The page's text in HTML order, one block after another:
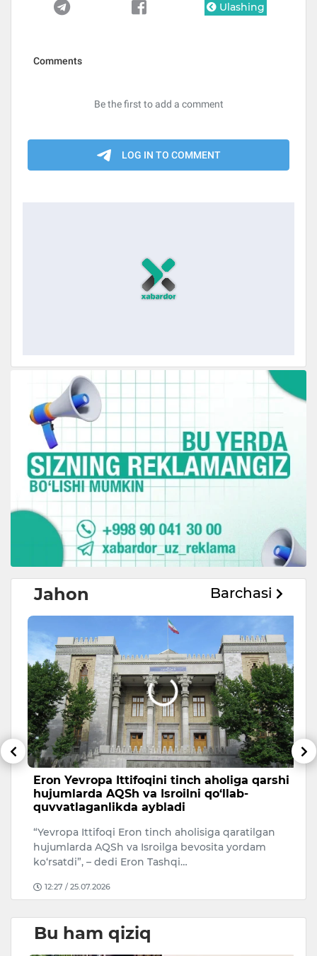
Ulashing
Jahon Barchasi
Eron Yevropa Ittifoqini tinch aholiga qarshi
hujumlarda AQSh va Isroilni qo‘llab-
quvvatlaganlikda aybladi
“Yevropa Ittifoqi Eron tinch aholisiga qaratilgan
hujumlarda AQSh va Isroilga bevosita yordam
ko‘rsatdi”, – dedi Eron Tashqi…
12:27 / 25.07.2026
Bu ham qiziq